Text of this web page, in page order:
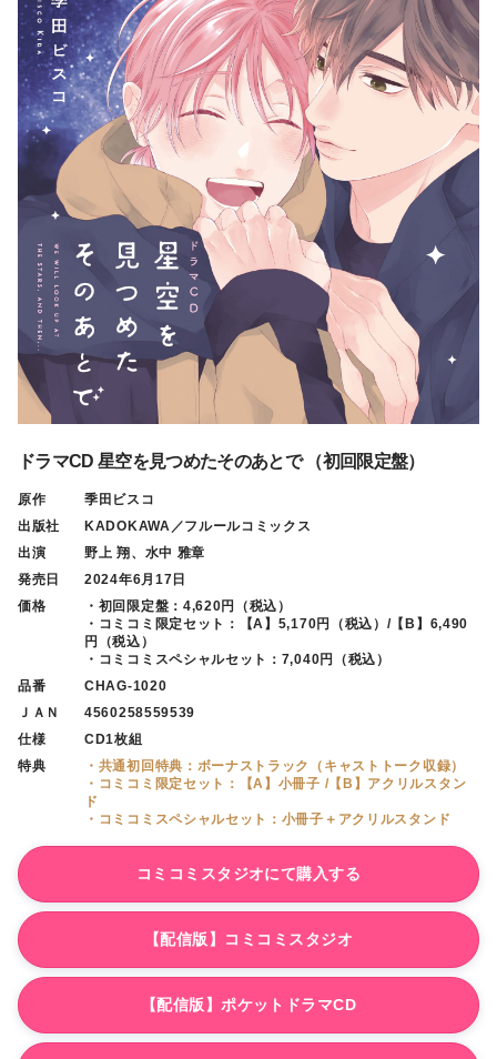
ドラマCD 星空を見つめたそのあとで （初回限定盤）
原作
季田ビスコ
出版社
KADOKAWA／フルールコミックス
出演
野上 翔、水中 雅章
発売日
2024年6月17日
価格
・初回限定盤：4,620円（税込）
・コミコミ限定セット：【A】5,170円（税込）/【B】6,490
円（税込）
・コミコミスペシャルセット：7,040円（税込）
品番
CHAG-1020
ＪＡＮ
4560258559539
仕様
CD1枚組
特典
・共通初回特典：ボーナストラック（キャストトーク収録）
・コミコミ限定セット：【A】小冊子 /【B】アクリルスタン
ド
・コミコミスペシャルセット：小冊子＋アクリルスタンド
コミコミスタジオにて購入する
【配信版】コミコミスタジオ
【配信版】ポケットドラマCD